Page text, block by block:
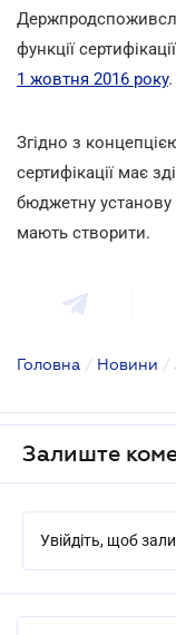
функції
1 жовтня 2016 року.
Згідно з
сертифікації має
бюджетну установу
мають створити.
Головна / Новини /
Залиште
Увійдіть, щоб